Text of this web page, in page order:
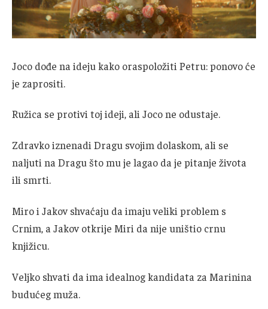
Joco dođe na ideju kako oraspoložiti Petru: ponovo će
je zaprositi.
Ružica se protivi toj ideji, ali Joco ne odustaje.
Zdravko iznenadi Dragu svojim dolaskom, ali se
naljuti na Dragu što mu je lagao da je pitanje života
ili smrti.
Miro i Jakov shvaćaju da imaju veliki problem s
Crnim, a Jakov otkrije Miri da nije uništio crnu
knjižicu.
Veljko shvati da ima idealnog kandidata za Marinina
budućeg muža.